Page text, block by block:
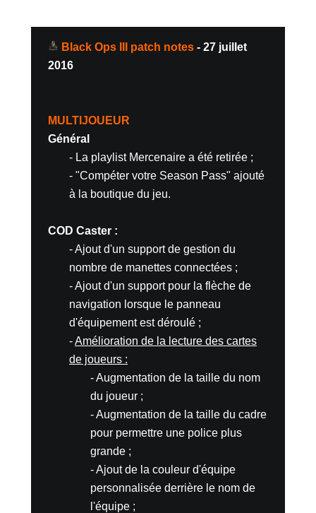
Black Ops III patch notes - 27 juillet
2016
MULTIJOUEUR
Général
- La playlist Mercenaire a été retirée ;
- "Compéter votre Season Pass" ajouté
à la boutique du jeu.
COD Caster :
- Ajout d'un support de gestion du
nombre de manettes connectées ;
- Ajout d'un support pour la flèche de
navigation lorsque le panneau
d'équipement est déroulé ;
-Amélioration de la lecture des cartes
de joueurs :
- Augmentation de la taille du nom
du joueur ;
- Augmentation de la taille du cadre
pour permettre une police plus
grande ;
- Ajout de la couleur d'équipe
personnalisée derrière le nom de
l'équipe ;